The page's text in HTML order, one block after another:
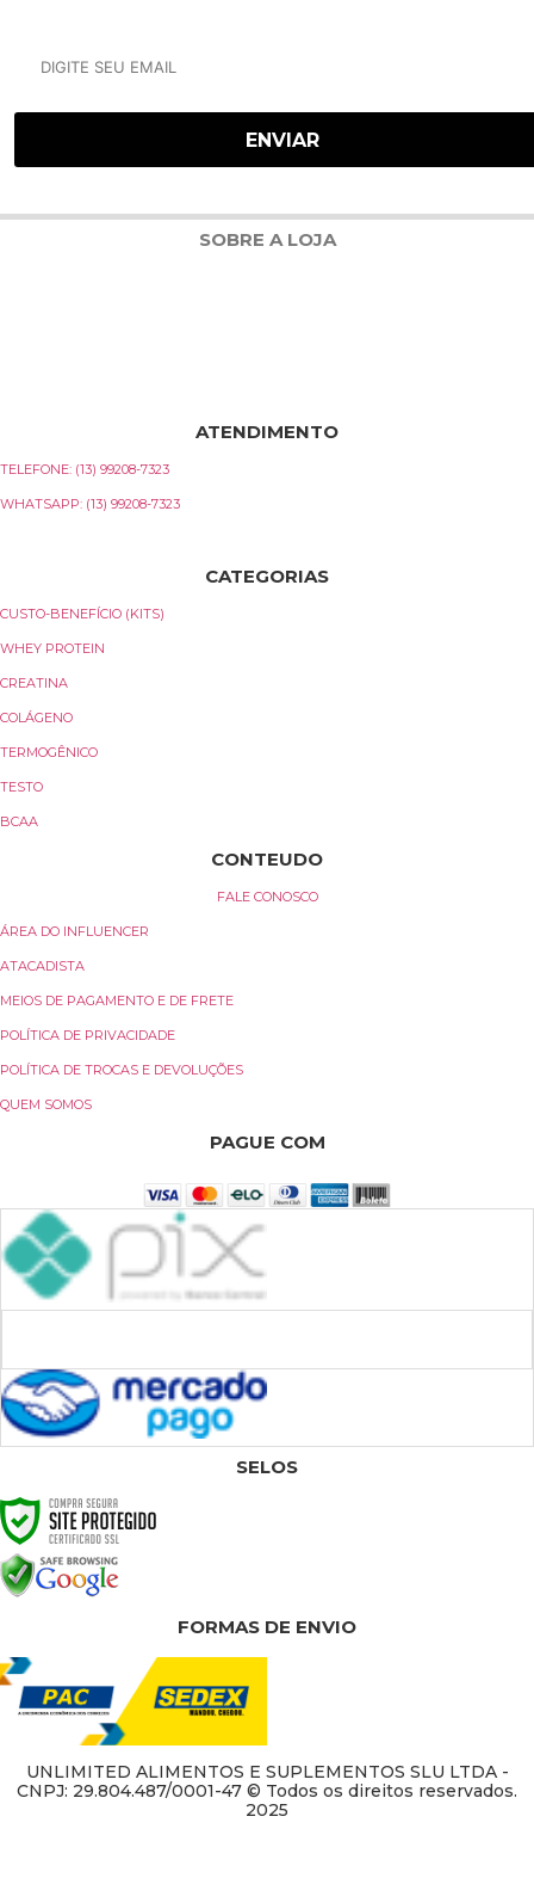
SOBRE A LOJA
ATENDIMENTO
TELEFONE: (13) 99208-7323
WHATSAPP: (13) 99208-7323
CATEGORIAS
CUSTO-BENEFÍCIO (KITS)
WHEY PROTEIN
CREATINA
COLÁGENO
TERMOGÊNICO
TESTO
BCAA
CONTEUDO
FALE CONOSCO
ÁREA DO INFLUENCER
ATACADISTA
MEIOS DE PAGAMENTO E DE FRETE
POLÍTICA DE PRIVACIDADE
POLÍTICA DE TROCAS E DEVOLUÇÕES
QUEM SOMOS
PAGUE COM
SELOS
FORMAS DE ENVIO
UNLIMITED ALIMENTOS E SUPLEMENTOS SLU LTDA -
CNPJ: 29.804.487/0001-47 © Todos os direitos reservados.
2025